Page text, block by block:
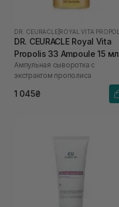
DR. CEURACLE
DR. CEURACLE Royal Vita
Propolis 33 Ampoule 15 мл
Ампульная сыворотка с
экстрактом прополиса
1 045₴